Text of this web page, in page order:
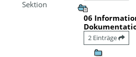
Sektion
06
2 Einträge